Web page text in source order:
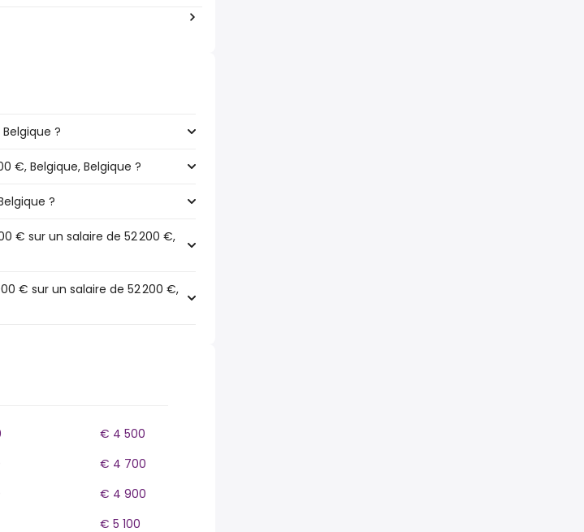
?
€, Belgique, Belgique ?
?
€ sur un salaire de 52 200 €,
€ sur un salaire de 52 200 €,
€ 4 500
€ 4 700
€ 4 900
€ 5 100